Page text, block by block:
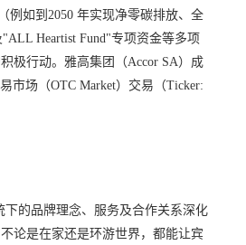
如到2050 年实现净零碳排放、全
Heartist Fund"专项资金等多项
极行动。雅高集团（Accor SA）成
市场（OTC Market）交易（Ticker:
的品牌理念、服务及合作关系深化
论是在家还是环游世界，都能让宾